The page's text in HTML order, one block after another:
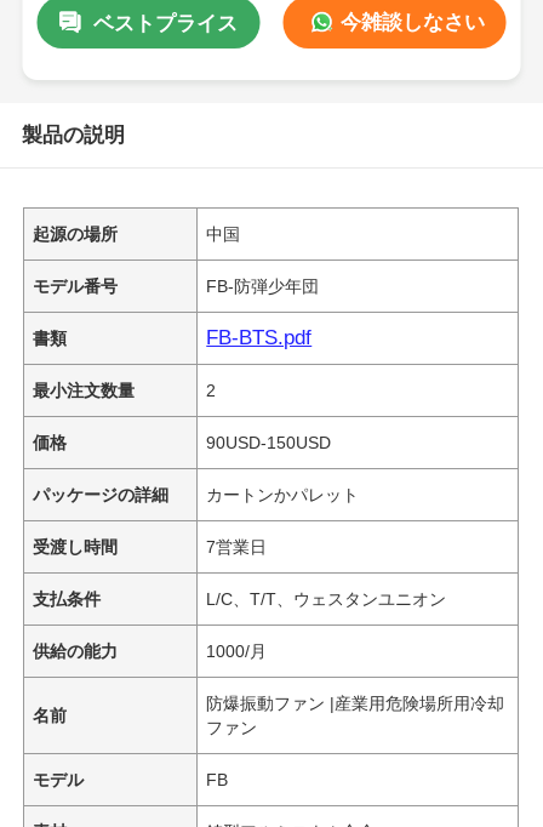
ベストプライス 今雑談しなさい
製品の説明
起源の場所 中国
モデル番号 FB-防弾少年団
書類 FB-BTS.pdf
最小注文数量 2
価格 90USD-150USD
パッケージの詳細 カートンかパレット
受渡し時間 7営業日
支払条件 L/C、T/T、ウェスタンユニオン
供給の能力 1000/月
名前
防爆振動ファン |産業用危険場所用冷却
ファン
モデル FB